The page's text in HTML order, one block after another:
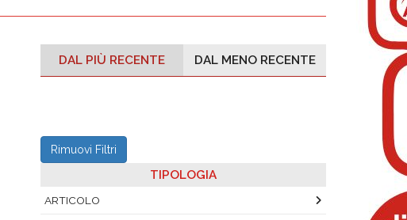
DAL PIÙ RECENTE DAL MENO RECENTE
Rimuovi Filtri
TIPOLOGIA
ARTICOLO